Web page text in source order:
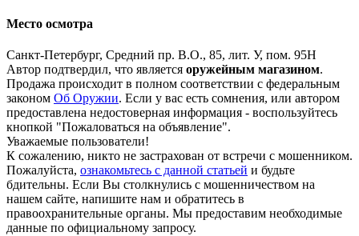
Место осмотра
Санкт-Петербург, Средний пр. В.О., 85, лит. У, пом. 95Н
Автор подтвердил, что является оружейным магазином.
Продажа происходит в полном соответствии с федеральным
законом Об Оружии. Если у вас есть сомнения, или автором
предоставлена недостоверная информация - воспользуйтесь
кнопкой "Пожаловаться на объявление".
Уважаемые пользователи!
К сожалению, никто не застрахован от встречи с мошенником.
Пожалуйста, ознакомьтесь с данной статьей и будьте
бдительны. Если Вы столкнулись с мошенничеством на
нашем сайте, напишите нам и обратитесь в
правоохранительные органы. Мы предоставим необходимые
данные по официальному запросу.